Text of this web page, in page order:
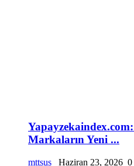
Markaların Yeni ...
mttsus Haziran 23, 2026 0